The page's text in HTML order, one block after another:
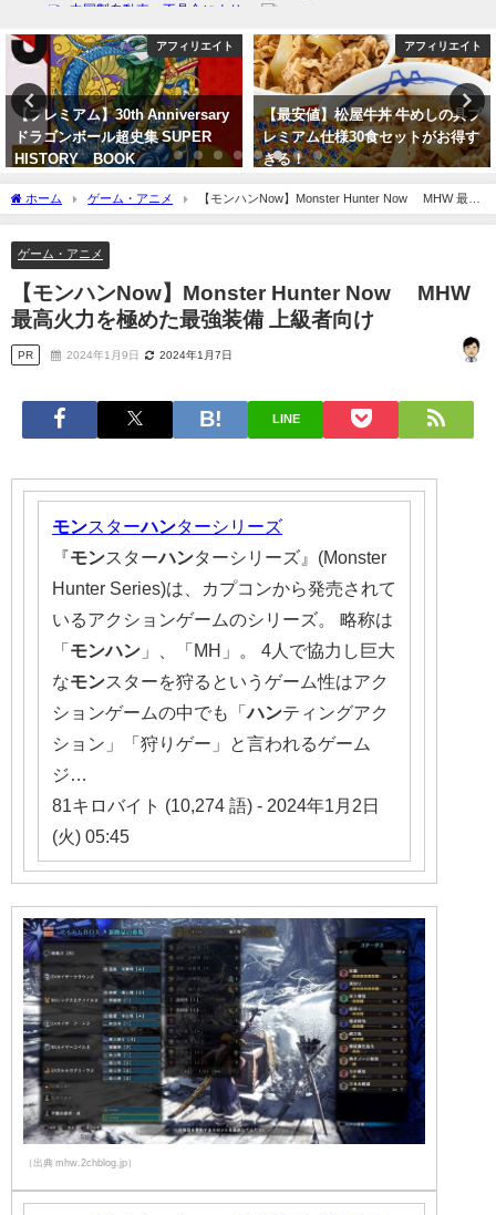
アフィリエイト
【最安値】松屋牛丼 牛めしの具プ
レミアム仕様30食セットがお得す
ぎる！
芸能・エンタメ
【宝塚歌劇】宙組 PAGADの脚本
を修正して23日より公演再開予定
2023年10月7日
ホーム ゲーム・アニメ
【モンハンNow】Monster Hunter Now MHW 最高
火力を極めた最強装備 上級者向け
ゲーム・アニメ
【モンハンNow】Monster Hunter Now MHW
最高火力を極めた最強装備 上級者向け
PR 2024年1月9日 2024年1月7日
LINE
モンスターハンターシリーズ
『モンスターハンターシリーズ』(Monster
Hunter Series)は、カプコンから発売されて
いるアクションゲームのシリーズ。 略称は
「 モンハン 」、「MH」。 4人で協力し巨大
なモンスターを狩るというゲーム性はアク
ションゲームの中でも「 ハンティングアク
ション」「狩りゲー」と言われるゲーム
ジ…
81キロバイト (10,274 語) - 2024年1月2日
(火) 05:45
（出典 mhw.2chblog.jp）